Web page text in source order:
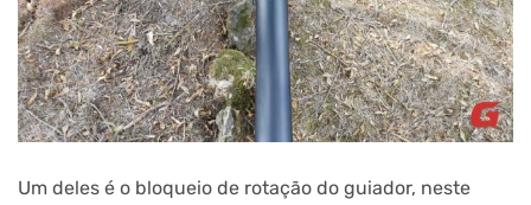
Um deles é o bloqueio de rotação do guiador, neste